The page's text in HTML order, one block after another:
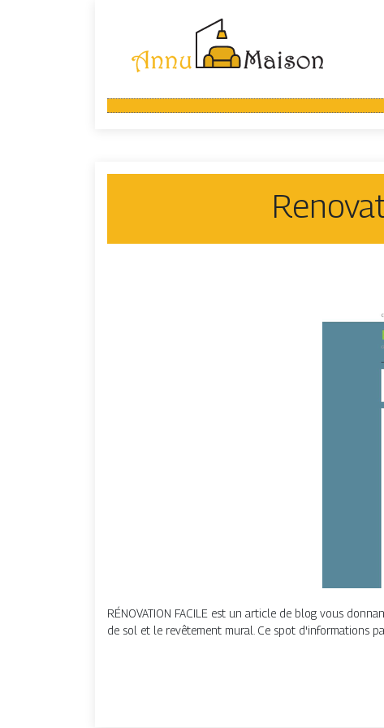
RÉNOVATION FACILE est un article de blog vous
de sol et le revêtement mural. Ce spot d'informations